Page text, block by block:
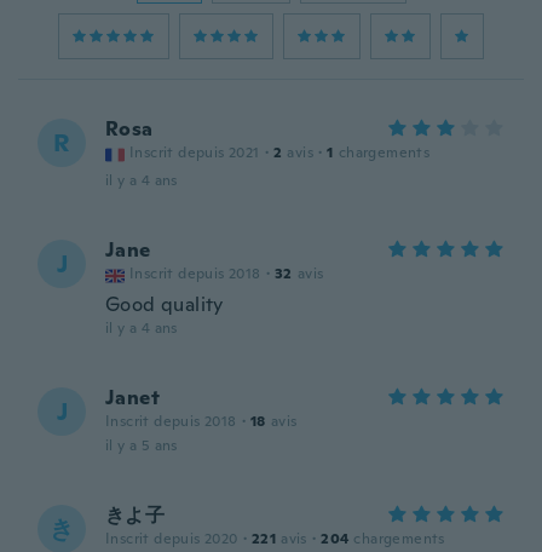
R Rosa
Inscrit depuis 2021 · 2 avis · 1 chargements
il y a 4 ans
J Jane
Inscrit depuis 2018 · 32 avis
Good quality
il y a 4 ans
J Janet
Inscrit depuis 2018 · 18 avis
il y a 5 ans
き きよ子
Inscrit depuis 2020 · 221 avis · 204 chargements